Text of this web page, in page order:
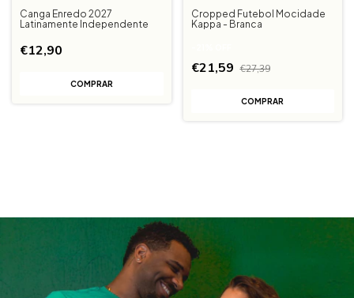
Canga Enredo 2027
Latinamente Independente
€12,90
Cropped Futebol Mocidade
Kappa - Branca
€21,59 €27,39
COMPRAR